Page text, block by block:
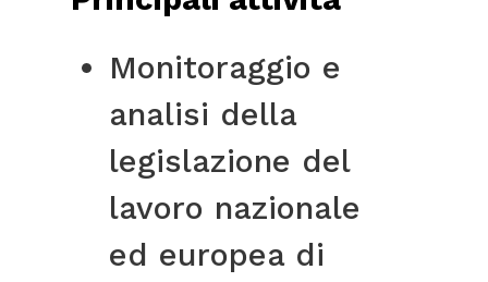
Monitoraggio e
analisi della
legislazione del
lavoro nazionale
ed europea di